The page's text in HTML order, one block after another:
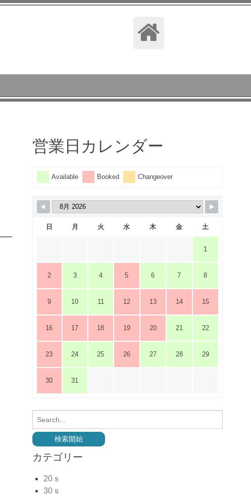
営業日カレンダー
Available Booked Changeover
日 月 火 水 木 金 土
1
2 3 4 5 6 7 8
9 10 11 12 13 14 15
16 17 18 19 20 21 22
23 24 25 26 27 28 29
30 31
カテゴリー
20ｓ
30ｓ